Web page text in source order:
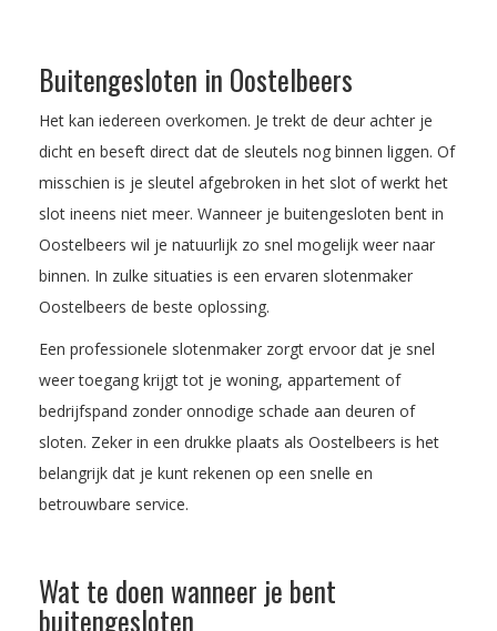
Buitengesloten in Oostelbeers
Het kan iedereen overkomen. Je trekt de deur achter je
dicht en beseft direct dat de sleutels nog binnen liggen. Of
misschien is je sleutel afgebroken in het slot of werkt het
slot ineens niet meer. Wanneer je buitengesloten bent in
Oostelbeers wil je natuurlijk zo snel mogelijk weer naar
binnen. In zulke situaties is een ervaren slotenmaker
Oostelbeers de beste oplossing.
Een professionele slotenmaker zorgt ervoor dat je snel
weer toegang krijgt tot je woning, appartement of
bedrijfspand zonder onnodige schade aan deuren of
sloten. Zeker in een drukke plaats als Oostelbeers is het
belangrijk dat je kunt rekenen op een snelle en
betrouwbare service.
Wat te doen wanneer je bent
buitengesloten